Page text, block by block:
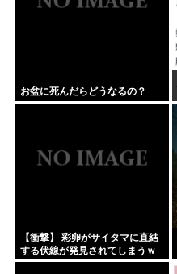
お盆に死んだらどうなるの？
【衝撃】 彩卵がサイタマに直結
する伏線が発見されてしまうｗ
ｗｗ